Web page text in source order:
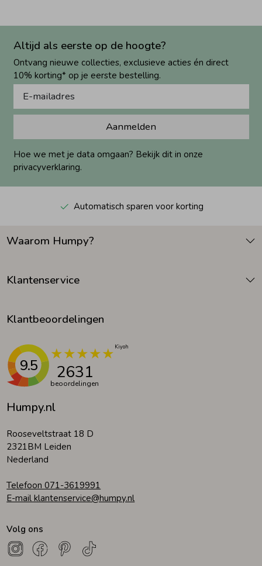
Altijd als eerste op de hoogte?
Ontvang nieuwe collecties, exclusieve acties én direct
10% korting* op je eerste bestelling.
Aanmelden
Hoe we met je data omgaan? Bekijk dit in onze
privacyverklaring.
Automatisch sparen voor korting
Humpy.nl
Rooseveltstraat 18 D
2321BM Leiden
Nederland
Telefoon 071-3619991
E-mail klantenservice@humpy.nl
Waarom Humpy?
Klantenservice
Klantbeoordelingen
9.5 2631
beoordelingen
Volg ons